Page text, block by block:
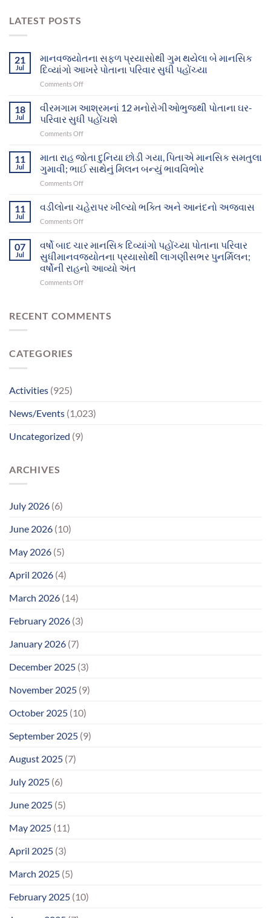
LATEST POSTS
21
Jul
માનવજ્યોતના સફળ પ્રયાસોથી ગુમ થયેલા બે માનસિક
દિવ્યાંગો આખરે પોતાના પરિવાર સુધી પહોંચ્યા
Comments Offon
સફળ
પ્રયાસોથી
ગુમ
થયેલા
માનસિક
દિવ્યાંગો
સુધી
18
Jul
વીરમગામ આશ્રમનાં 12 મનોરોગીઓભુજથી પોતાના ઘર-
પરિવાર સુધી પહોંચશે
Comments Offon
આશ્રમનાં
12
મનોરોગીઓભુજથી
પોતાના
પરિવાર
સુધી
11
Jul
માતા રાહ જોતા દુનિયા છોડી ગયા, પિતાએ માનસિક સમતુલા
ગુમાવી; ભાઈ સાથેનું મિલન બન્યું ભાવવિભોર
Comments Offon
રાહ
જોતા
દુનિયા
ગયા,
પિતાએ
માનસિક
મિલન
11
Jul
વડીલોના ચહેરાપર ખીલ્યો ભક્તિ અને આનંદનો અજવાસ
Comments Offon
ચહેરાપર
ખીલ્યો
ભક્તિ
અને
આનંદનો
07
Jul
વર્ષો બાદ ચાર માનસિક દિવ્યાંગો પહોંચ્યા પોતાના પરિવાર
સુધીમાનવજ્યોતના પ્રયાસોથી લાગણીસભર પુનર્મિલન;
વર્ષોની રાહનો આવ્યો અંત
Comments Offon
ચાર
વર્ષોની
RECENT COMMENTS
CATEGORIES
Activities (925)
News/Events (1,023)
Uncategorized (9)
ARCHIVES
July 2026 (6)
June 2026 (10)
May 2026 (5)
April 2026 (4)
March 2026 (14)
February 2026 (3)
January 2026 (7)
December 2025 (3)
November 2025 (9)
October 2025 (10)
September 2025 (9)
August 2025 (7)
July 2025 (6)
June 2025 (5)
May 2025 (11)
April 2025 (3)
March 2025 (5)
February 2025 (10)